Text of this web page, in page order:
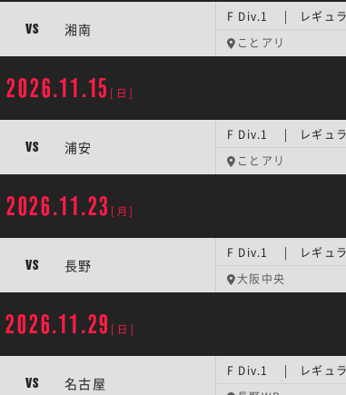
VS 湘南
F Div.1 | レギュラ
ことアリ
2026.11.15 [日]
VS 浦安
F Div.1 | レギュラ
ことアリ
2026.11.23 [月]
VS 長野
F Div.1 | レギュラ
大阪中央
2026.11.29 [日]
VS 名古屋
F Div.1 | レギュラ